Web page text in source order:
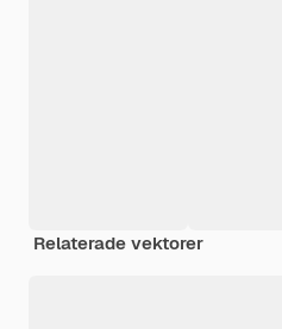
Relaterade vektorer